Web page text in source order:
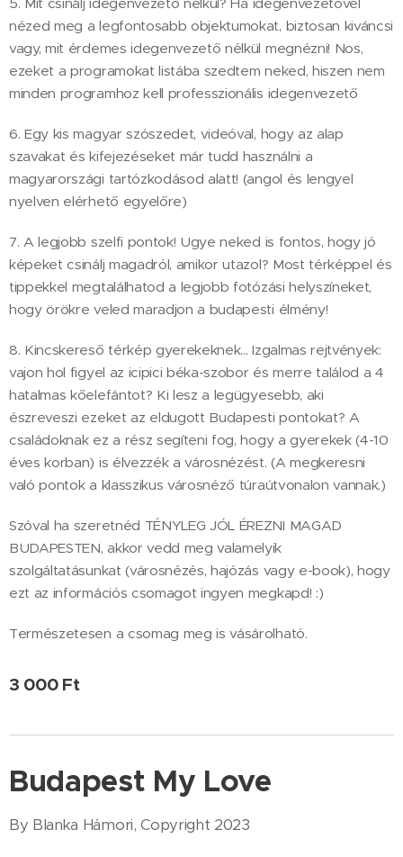
nézed meg a legfontosabb objektumokat, biztosan kiváncsi
vagy, mit érdemes idegenvezető nélkül megnézni! Nos,
ezeket a programokat listába szedtem neked, hiszen nem
minden programhoz kell professzionális idegenvezető
6. Egy kis magyar szószedet, videóval, hogy az alap
szavakat és kifejezéseket már tudd használni a
magyarországi tartózkodásod alatt! (angol és lengyel
nyelven elérhető egyelőre)
7. A legjobb szelfi pontok! Ugye neked is fontos, hogy jó
képeket csinálj magadról, amikor utazol? Most térképpel és
tippekkel megtalálhatod a legjobb fotózási helyszíneket,
hogy örökre veled maradjon a budapesti élmény!
8. Kincskereső térkép gyerekeknek... Izgalmas rejtvények:
vajon hol figyel az icipici béka-szobor és merre találod a 4
hatalmas kőelefántot? Ki lesz a legügyesebb, aki
észreveszi ezeket az eldugott Budapesti pontokat? A
családoknak ez a rész segíteni fog, hogy a gyerekek (4-10
éves korban) is élvezzék a városnézést. (A megkeresni
való pontok a klasszikus városnéző túraútvonalon vannak.)
Szóval ha szeretnéd TÉNYLEG JÓL ÉREZNI MAGAD
BUDAPESTEN, akkor vedd meg valamelyik
szolgáltatásunkat (városnézés, hajózás vagy e-book), hogy
ezt az információs csomagot ingyen megkapd! :)
Természetesen a csomag meg is vásárolható.
3 000Ft
Budapest My Love
By Blanka Hámori, Copyright 2023